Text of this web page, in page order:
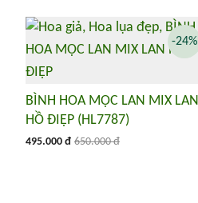
BÌNH HOA MỘC LAN MIX LAN
HỒ ĐIỆP (HL7787)
495.000 đ 650.000 đ
-24%